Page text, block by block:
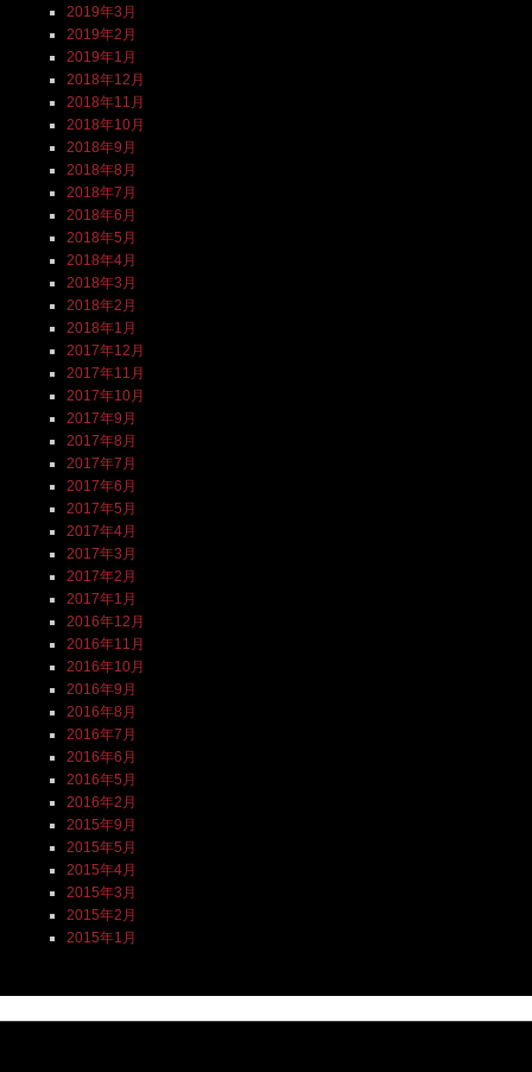
2019年3月
2019年2月
2019年1月
2018年12月
2018年11月
2018年10月
2018年9月
2018年8月
2018年7月
2018年6月
2018年5月
2018年4月
2018年3月
2018年2月
2018年1月
2017年12月
2017年11月
2017年10月
2017年9月
2017年8月
2017年7月
2017年6月
2017年5月
2017年4月
2017年3月
2017年2月
2017年1月
2016年12月
2016年11月
2016年10月
2016年9月
2016年8月
2016年7月
2016年6月
2016年5月
2016年2月
2015年9月
2015年5月
2015年4月
2015年3月
2015年2月
2015年1月